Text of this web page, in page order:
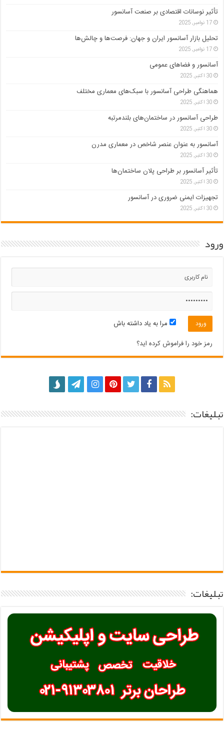
تأثیر نوسانات اقتصادی بر صنعت آسانسور
17 نوامبر, 2025
تحلیل بازار آسانسور ایران و جهان: فرصت‌ها و چالش‌ها
17 نوامبر, 2025
آسانسور و فضاهای عمومی
30 اکتبر, 2025
هماهنگی طراحی آسانسور با سبک‌های معماری مختلف
30 اکتبر, 2025
طراحی آسانسور در ساختمان‌های بلندمرتبه
30 اکتبر, 2025
آسانسور به عنوان عنصر شاخص در معماری مدرن
30 اکتبر, 2025
تأثیر آسانسور بر طراحی پلان ساختمان‌ها
30 اکتبر, 2025
تجهیزات ایمنی ضروری در آسانسور
30 اکتبر, 2025
ورود
مرا به یاد داشته باش
رمز خود را فراموش کرده اید؟
تبلیغات:
تبلیغات: